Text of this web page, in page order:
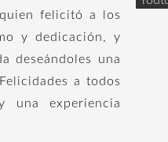
felicitó a los
y dedicación, y
deseándoles una
a todos
una experiencia